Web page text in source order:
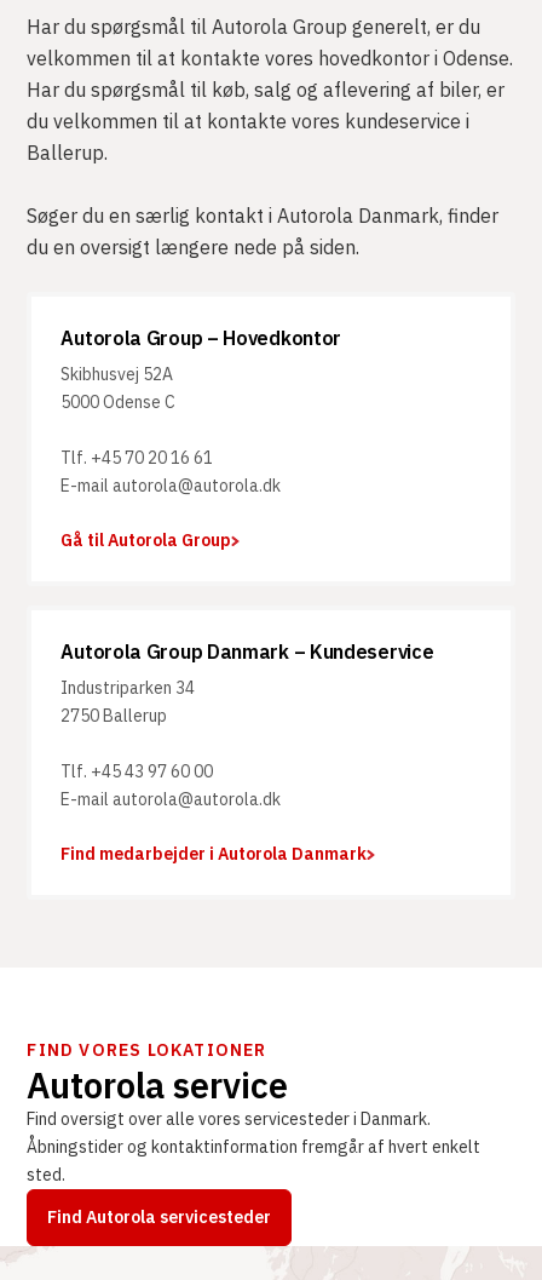
Har du spørgsmål til Autorola Group generelt, er du
velkommen til at kontakte vores hovedkontor i Odense.
Har du spørgsmål til køb, salg og aflevering af biler, er
du velkommen til at kontakte vores kundeservice i
Ballerup.
Søger du en særlig kontakt i Autorola Danmark, finder
du en oversigt længere nede på siden.
Autorola Group – Hovedkontor
Skibhusvej 52A
5000 Odense C
Tlf. +45 70 20 16 61
E-mail autorola@autorola.dk
Gå til Autorola Group
Autorola Group Danmark – Kundeservice
Industriparken 34
2750 Ballerup
Tlf. +45 43 97 60 00
E-mail autorola@autorola.dk
Find medarbejder i Autorola Danmark
FIND VORES LOKATIONER
Autorola service
Find oversigt over alle vores servicesteder i Danmark.
Åbningstider og kontaktinformation fremgår af hvert enkelt
sted.
Find Autorola servicesteder